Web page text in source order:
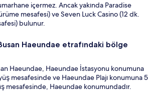
içermez. Ancak yakında Paradise
mesafesi) ve Seven Luck Casino (12 dk.
bulunur.
Haeundae etrafındaki bölge
Haeundae, Haeundae İstasyonu konumuna
mesafesinde ve Haeundae Plajı konumuna 5
mesafesinde, Haeundae konumundadır.